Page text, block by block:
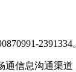
2391334
通信息沟通